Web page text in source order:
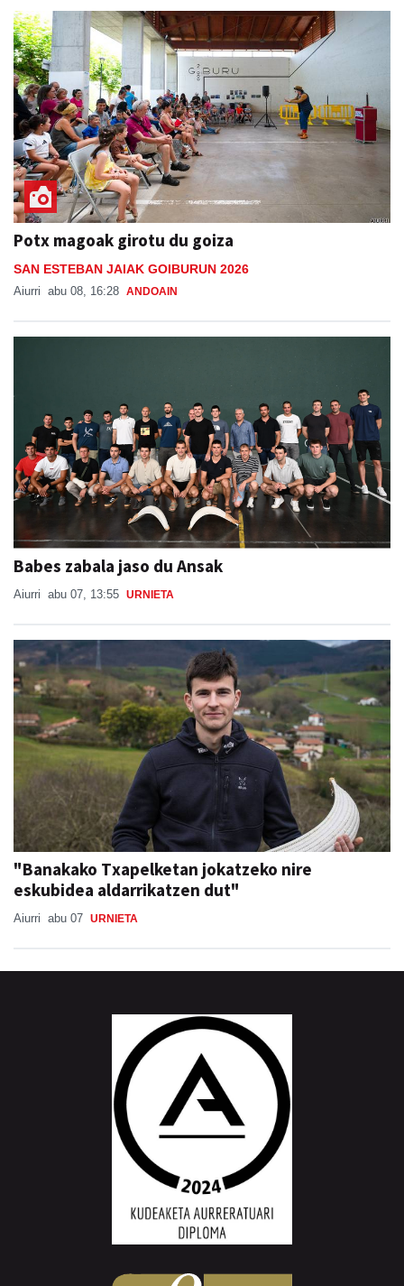
Potx magoak girotu du goiza
SAN ESTEBAN JAIAK GOIBURUN 2026
Aiurri abu 08, 16:28 ANDOAIN
Babes zabala jaso du Ansak
Aiurri abu 07, 13:55 URNIETA
"Banakako Txapelketan jokatzeko nire
eskubidea aldarrikatzen dut"
Aiurri abu 07 URNIETA